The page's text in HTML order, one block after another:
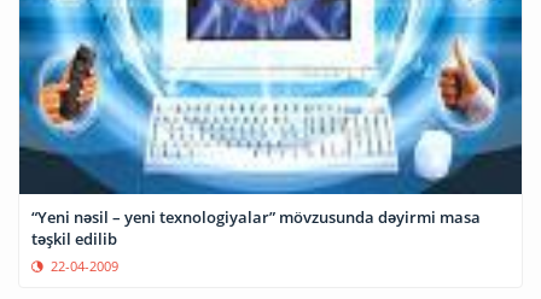
“Yeni nəsil – yeni texnologiyalar” mövzusunda dəyirmi masa
təşkil edilib
22-04-2009